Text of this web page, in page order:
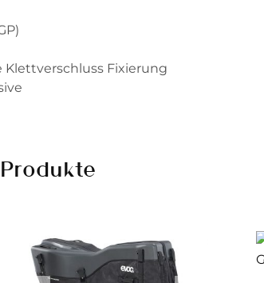
Klettverschluss Fixierung